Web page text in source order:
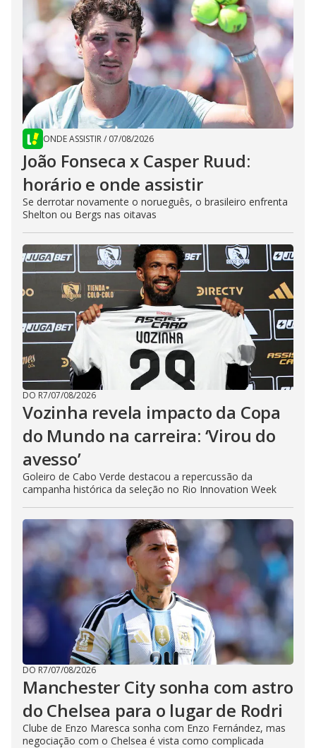
ONDE ASSISTIR/ 07/08/2026
João Fonseca x Casper Ruud:
horário e onde assistir
Se derrotar novamente o norueguês, o brasileiro enfrenta
Shelton ou Bergs nas oitavas
DO R7/07/08/2026
Vozinha revela impacto da Copa
do Mundo na carreira: ‘Virou do
avesso’
Goleiro de Cabo Verde destacou a repercussão da
campanha histórica da seleção no Rio Innovation Week
DO R7/07/08/2026
Manchester City sonha com astro
do Chelsea para o lugar de Rodri
Clube de Enzo Maresca sonha com Enzo Fernández, mas
negociação com o Chelsea é vista como complicada